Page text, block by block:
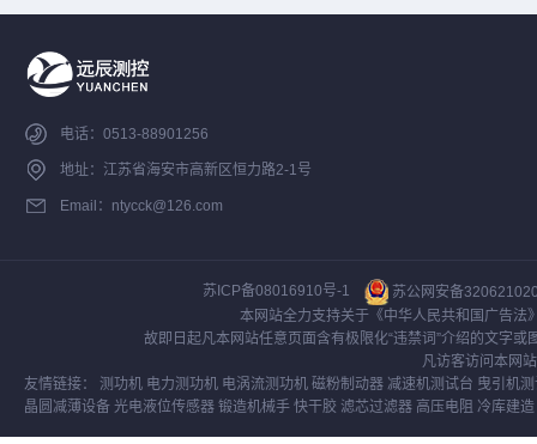
电话：0513-88901256
地址：江苏省海安市高新区恒力路2-1号
Email：ntycck@126.com
苏ICP备08016910号-1
苏公网安备
本网站全力支持关于《中华人民共和国广告法
故即日起凡本网站任意页面含有极限化“违禁词”介绍的文字
凡访客访问本网
友情链接： 测功机 电力测功机 电涡流测功机 磁粉制动器 减速机测试台 曳引机
晶圆减薄设备 光电液位传感器 锻造机械手 快干胶 滤芯过滤器 高压电阻 冷库建造